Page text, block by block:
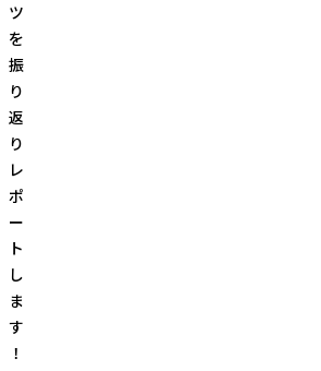
ツ
を
振
り
返
り
レ
ポ
ー
ト
し
ま
す
！